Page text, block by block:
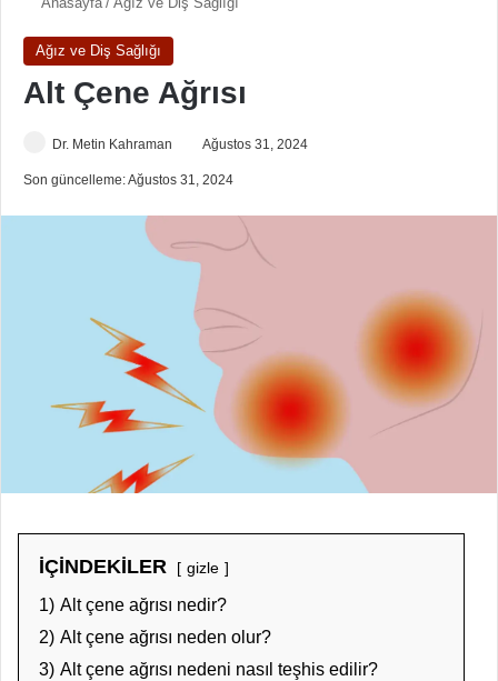
Ağız ve Diş Sağlığı
Alt Çene Ağrısı
Dr. Metin Kahraman Ağustos 31, 2024
Son güncelleme: Ağustos 31, 2024
İÇİNDEKİLER gizle
1) Alt çene ağrısı nedir?
2) Alt çene ağrısı neden olur?
3) Alt çene ağrısı nedeni nasıl teşhis edilir?